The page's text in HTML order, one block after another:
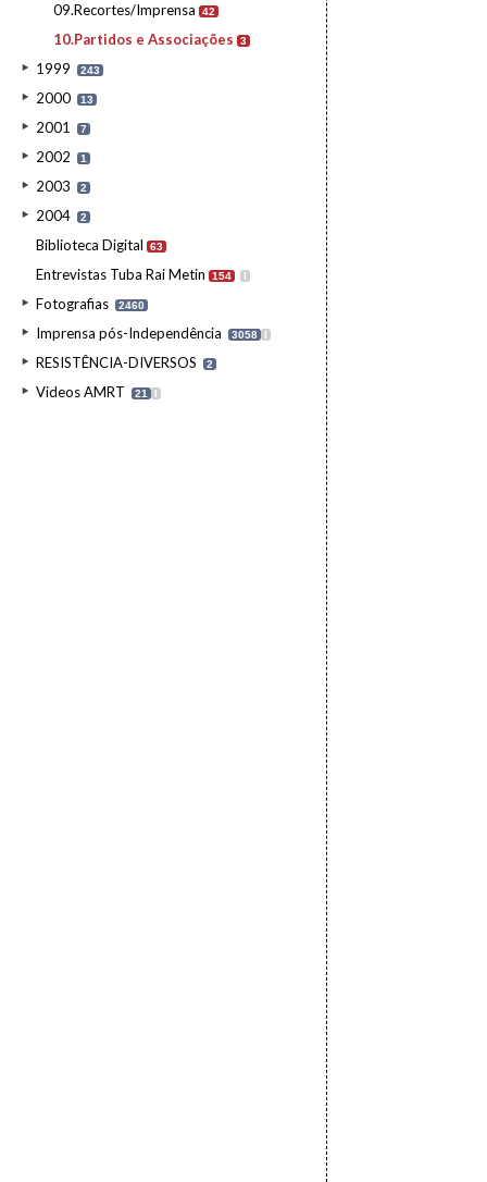
09.Recortes/Imprensa 42
10.Partidos e Associações 3
1999 243
2000 13
2001 7
2002 1
2003 2
2004 2
Biblioteca Digital 63
Entrevistas Tuba Rai Metin 154 I
Fotografias 2460
Imprensa pós-Independência 3058 I
RESISTÊNCIA-DIVERSOS 2
Videos AMRT 21 I